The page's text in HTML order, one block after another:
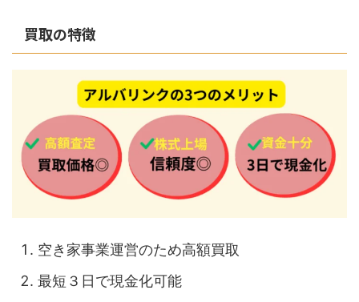
買取の特徴
空き家事業運営のため高額買取
最短３日で現金化可能